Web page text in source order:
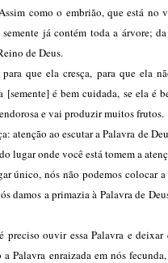
como o embrião, que está no
já contém toda a árvore;
de Deus.
que ela cresça, para que ela
[semente] é bem cuidada, se ela é
e vai produzir muitos frutos.
atenção ao escutar a Palavra de
lugar onde você está tomem a
único, nós não podemos colocar a
damos a primazia à Palavra de
ouvir essa Palavra e deixar
Palavra enraizada em nós